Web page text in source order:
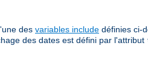
des variables include définies ci-
des dates est défini par l'attribut